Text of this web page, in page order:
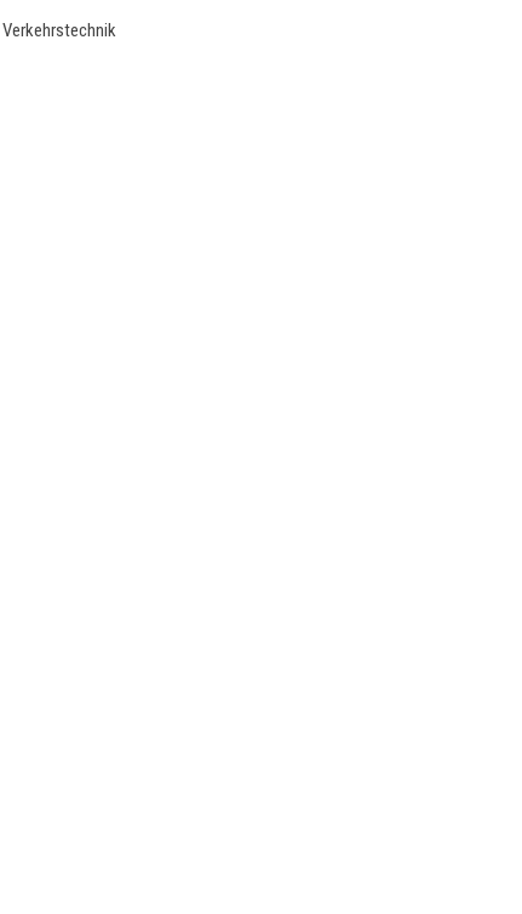
Verkehrstechnik